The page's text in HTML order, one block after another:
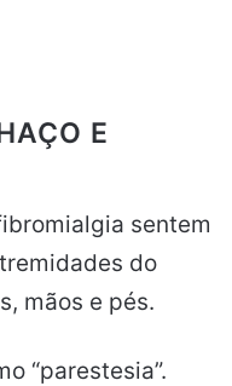
E
sentem
do
mãos e pés.
“parestesia”.